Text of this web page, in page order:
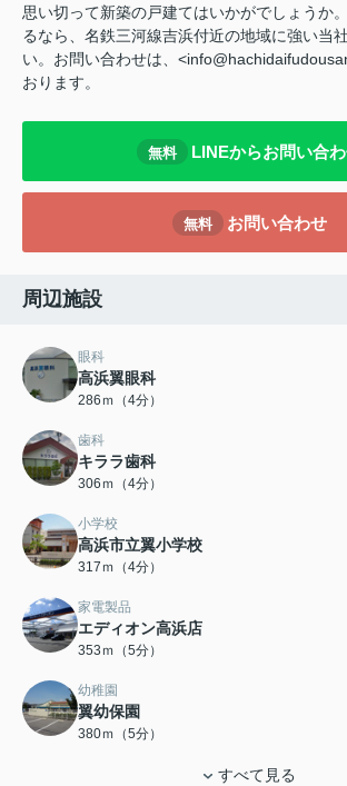
思い切って新築の戸建てはいかがでしょうか
るなら、名鉄三河線吉浜付近の地域に強い当
い。お問い合わせは、
おります。
無料 LINEからお問い合
無料 お問い合わせ
周辺施設
眼科
高浜翼眼科
286ｍ（4分）
歯科
キララ歯科
306ｍ（4分）
小学校
高浜市立翼小学校
317ｍ（4分）
家電製品
エディオン高浜店
353ｍ（5分）
幼稚園
翼幼保園
380ｍ（5分）
すべて見る